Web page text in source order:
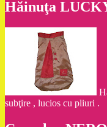
Hăinuţa
subţire , lucios cu pliuri .